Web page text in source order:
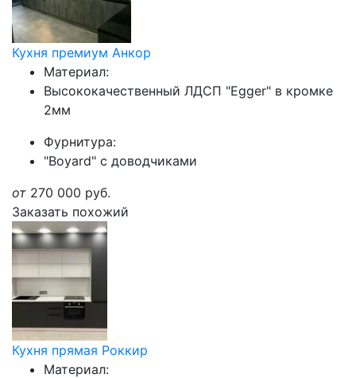
Кухня премиум Анкор
Материал:
Высококачественный ЛДСП "Egger" в кромке
2мм
Фурнитура:
"Boyard" с доводчиками
от 270 000 руб.
Заказать похожий
Кухня прямая Роккир
Материал: